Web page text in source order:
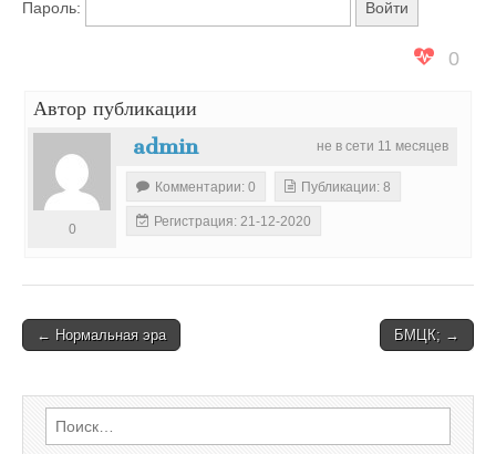
Пароль:
0
Автор публикации
не в сети 11 месяцев
admin
0
Комментарии: 0 Публикации: 8
Регистрация: 21-12-2020
Post
← Нормальная эра БМЦК; →
Найти: